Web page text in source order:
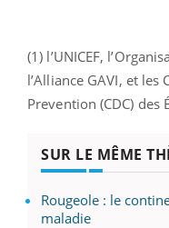
(1) l’UNICEF,
l’Alliance GAVI, et
Prevention (CDC) des
SUR LE MÊME
Rougeole : le
maladie